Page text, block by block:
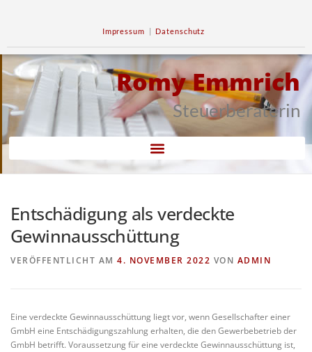
Impressum | Datenschutz
Romy Emmrich
Steuerberaterin
Entschädigung als verdeckte
Gewinnausschüttung
VERÖFFENTLICHT AM 4. NOVEMBER 2022 VON ADMIN
Eine verdeckte Gewinnausschüttung liegt vor, wenn Gesellschafter einer
GmbH eine Entschädigungszahlung erhalten, die den Gewerbebetrieb der
GmbH betrifft. Voraussetzung für eine verdeckte Gewinnausschüttung ist,